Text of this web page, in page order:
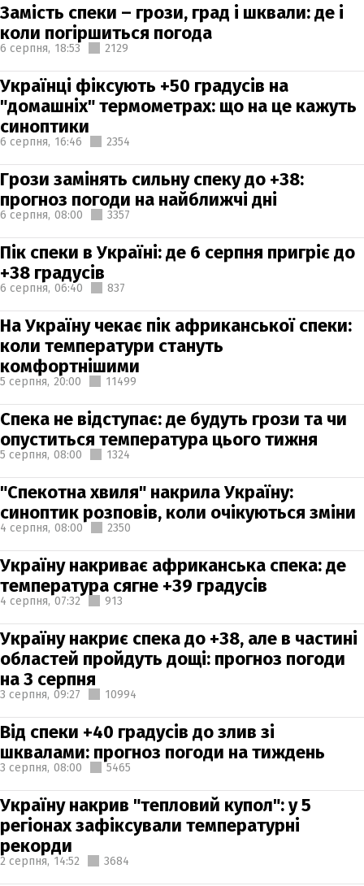
Замість спеки – грози, град і шквали: де і
коли погіршиться погода
6 серпня, 18:53 2129
Українці фіксують +50 градусів на
"домашніх" термометрах: що на це кажуть
синоптики
6 серпня, 16:46 2354
Грози замінять сильну спеку до +38:
прогноз погоди на найближчі дні
6 серпня, 08:00 3357
Пік спеки в Україні: де 6 серпня пригріє до
+38 градусів
6 серпня, 06:40 837
На Україну чекає пік африканської спеки:
коли температури стануть
комфортнішими
5 серпня, 20:00 11499
Спека не відступає: де будуть грози та чи
опуститься температура цього тижня
5 серпня, 08:00 1324
"Спекотна хвиля" накрила Україну:
синоптик розповів, коли очікуються зміни
4 серпня, 08:00 2350
Україну накриває африканська спека: де
температура сягне +39 градусів
4 серпня, 07:32 913
Україну накриє спека до +38, але в частині
областей пройдуть дощі: прогноз погоди
на 3 серпня
3 серпня, 09:27 10994
Від спеки +40 градусів до злив зі
шквалами: прогноз погоди на тиждень
3 серпня, 08:00 5465
Україну накрив "тепловий купол": у 5
регіонах зафіксували температурні
рекорди
2 серпня, 14:52 3684